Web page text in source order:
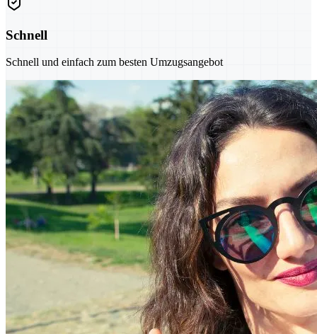
Schnell
Schnell und einfach zum besten Umzugsangebot